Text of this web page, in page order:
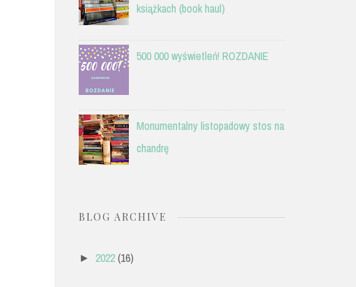
książkach (book haul)
500 000 wyświetleń! ROZDANIE
Monumentalny listopadowy stos na
chandrę
BLOG ARCHIVE
► 2022 (16)